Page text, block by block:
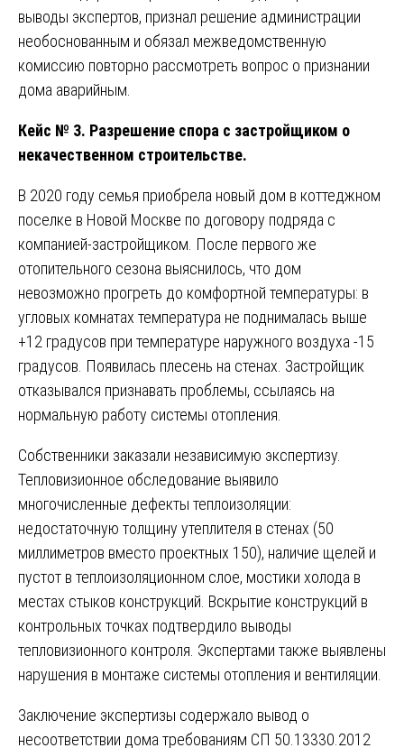
выводы экспертов, признал решение администрации
необоснованным и обязал межведомственную
комиссию повторно рассмотреть вопрос о признании
дома аварийным.
Кейс № 3. Разрешение спора с застройщиком о
некачественном строительстве.
В 2020 году семья приобрела новый дом в коттеджном
поселке в Новой Москве по договору подряда с
компанией-застройщиком. После первого же
отопительного сезона выяснилось, что дом
невозможно прогреть до комфортной температуры: в
угловых комнатах температура не поднималась выше
+12 градусов при температуре наружного воздуха -15
градусов. Появилась плесень на стенах. Застройщик
отказывался признавать проблемы, ссылаясь на
нормальную работу системы отопления.
Собственники заказали независимую экспертизу.
Тепловизионное обследование выявило
многочисленные дефекты теплоизоляции:
недостаточную толщину утеплителя в стенах (50
миллиметров вместо проектных 150), наличие щелей и
пустот в теплоизоляционном слое, мостики холода в
местах стыков конструкций. Вскрытие конструкций в
контрольных точках подтвердило выводы
тепловизионного контроля. Экспертами также выявлены
нарушения в монтаже системы отопления и вентиляции.
Заключение экспертизы содержало вывод о
несоответствии дома требованиям СП 50.13330.2012